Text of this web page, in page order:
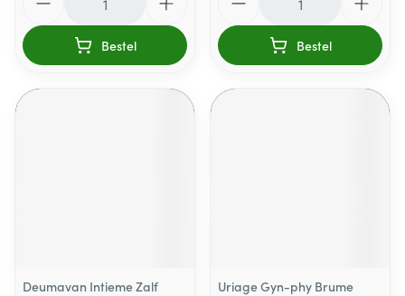
Bestel Bestel
Deumavan Intieme Zalf
Uriage Gyn-phy Brume